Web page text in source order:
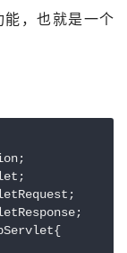
，也就是一个